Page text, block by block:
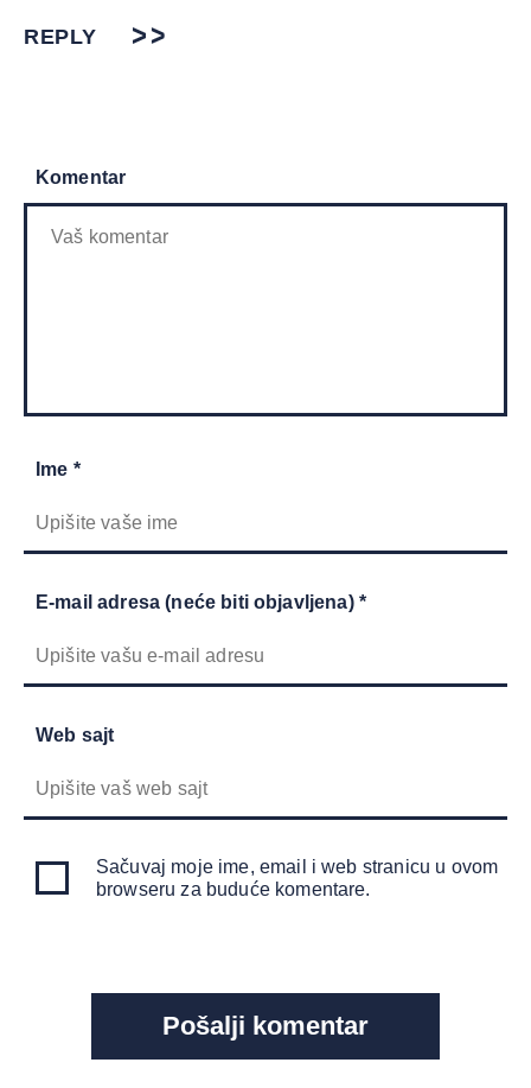
REPLY
Komentar
Ime *
E-mail adresa (neće biti objavljena) *
Web sajt
Sačuvaj moje ime, email i web stranicu u ovom
browseru za buduće komentare.